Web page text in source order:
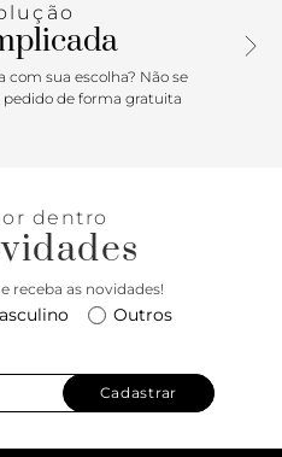
deixa o peito do pé e
A sapatilha slingback
a estação de temperaturas
Sofisticada e cheia
sua escolha? Não se
pedido de forma gratuita
dentro
receba as novidades!
Outros
Cadastrar